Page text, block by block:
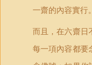
一齋的內容實行。
而且，在六齋日
每一項內容都要